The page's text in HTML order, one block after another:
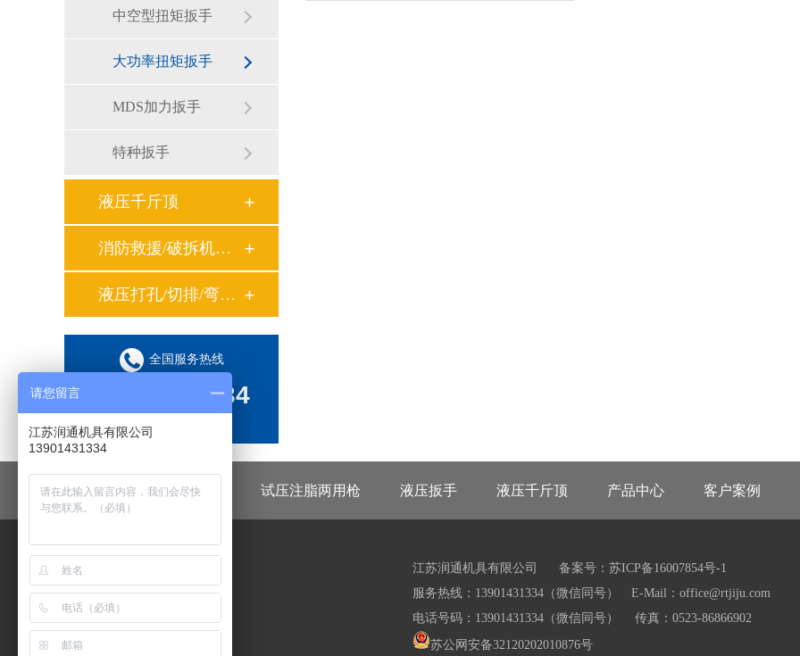
中空型扭矩扳手
大功率扭矩扳手
MDS加力扳手
特种扳手
液压千斤顶
消防救援/破拆机具系列
液压打孔/切排/弯管工具系列
全国服务热线
13901431334
（微信同号）
快速接头 液压泵 试压注脂两用枪 液压扳手 液压千斤顶 产品中心 客户案例
江苏润通机具有限公司
备案号：苏ICP备16007854号-1
服务热线：13901431334（微信同号） E-Mail：office@rtjiju.com
电话号码：13901431334（微信同号） 传真：0523-86866902
苏公网安备32120202010876号
请您留言
江苏润通机具有限公司
13901431334